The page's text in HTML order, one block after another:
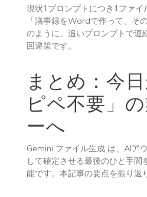
現状1プロンプトにつき1ファイ
「議事録をWordで作って、そ
のように、追いプロンプトで連
回避策です。
まとめ：今
ピペ不要」
ーへ
Gemini ファイル生成 は、AIア
して確定させる最後のひと手間
能です。本記事の要点を振り返